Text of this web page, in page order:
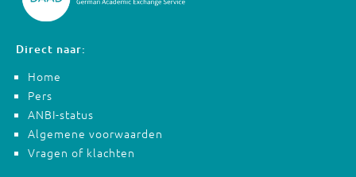
Direct naar:
Home
Pers
ANBI-status
Algemene voorwaarden
Vragen of klachten